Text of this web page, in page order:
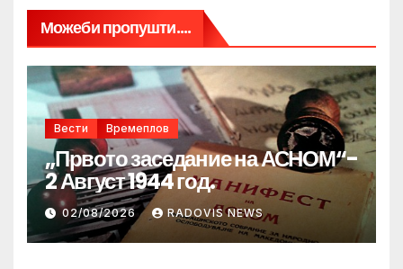
Можеби пропушти....
Вести Времеплов
„Првото заседание на АСНОМ“-
2 Август 1944 год.
02/08/2026 RADOVIS NEWS